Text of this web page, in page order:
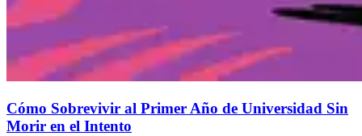
Cómo Sobrevivir al Primer Año de Universidad Sin
Morir en el Intento